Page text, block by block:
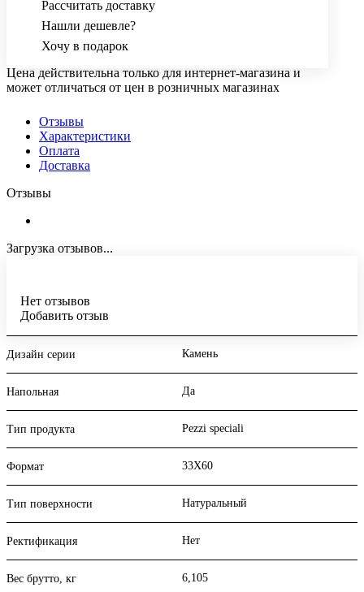
Рассчитать доставку
Нашли дешевле?
Хочу в подарок
Цена действительна только для интернет-магазина и
может отличаться от цен в розничных магазинах
Отзывы
Характеристики
Оплата
Доставка
Отзывы
Загрузка отзывов...
Нет отзывов
Добавить отзыв
Дизайн серии Камень
Напольная Да
Тип продукта Pezzi speciali
Формат 33X60
Тип поверхности Натуральный
Ректификация Нет
Вес брутто, кг 6,105